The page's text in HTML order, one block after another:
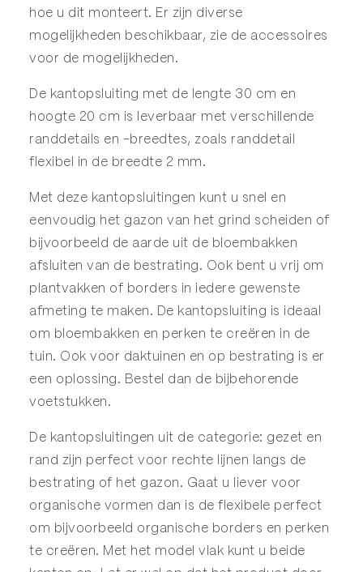
hoe u dit monteert. Er zijn diverse
mogelijkheden beschikbaar, zie de accessoires
voor de mogelijkheden.
De kantopsluiting met de lengte 30 cm en
hoogte 20 cm is leverbaar met verschillende
randdetails en -breedtes, zoals randdetail
flexibel in de breedte 2 mm.
Met deze kantopsluitingen kunt u snel en
eenvoudig het gazon van het grind scheiden of
bijvoorbeeld de aarde uit de bloembakken
afsluiten van de bestrating. Ook bent u vrij om
plantvakken of borders in iedere gewenste
afmeting te maken. De kantopsluiting is ideaal
om bloembakken en perken te creëren in de
tuin. Ook voor daktuinen en op bestrating is er
een oplossing. Bestel dan de bijbehorende
voetstukken .
De kantopsluitingen uit de categorie: gezet en
rand zijn perfect voor rechte lijnen langs de
bestrating of het gazon. Gaat u liever voor
organische vormen dan is de flexibele perfect
om bijvoorbeeld organische borders en perken
te creëren. Met het model vlak kunt u beide